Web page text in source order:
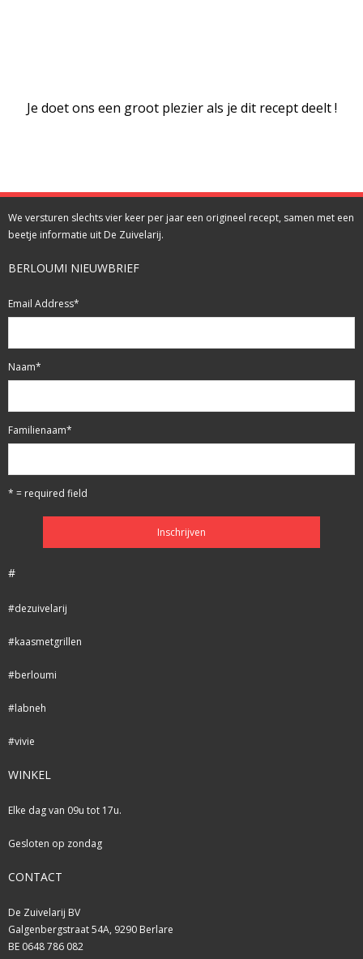
Je doet ons een groot plezier als je dit recept deelt !
We versturen slechts vier keer per jaar een origineel recept, samen met een
beetje informatie uit De Zuivelarij.
BERLOUMI NIEUWBRIEF
Email Address*
Naam*
Familienaam*
* = required field
#
#dezuivelarij
#kaasmetgrillen
#berloumi
#labneh
#vivie
WINKEL
Elke dag van 09u tot 17u.
Gesloten op zondag
CONTACT
De Zuivelarij BV
Galgenbergstraat 54A, 9290 Berlare
BE 0648 786 082